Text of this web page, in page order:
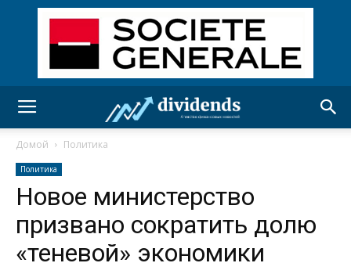
Домой Политика
Политика
Новое министерство
призвано сократить долю
«теневой» экономики